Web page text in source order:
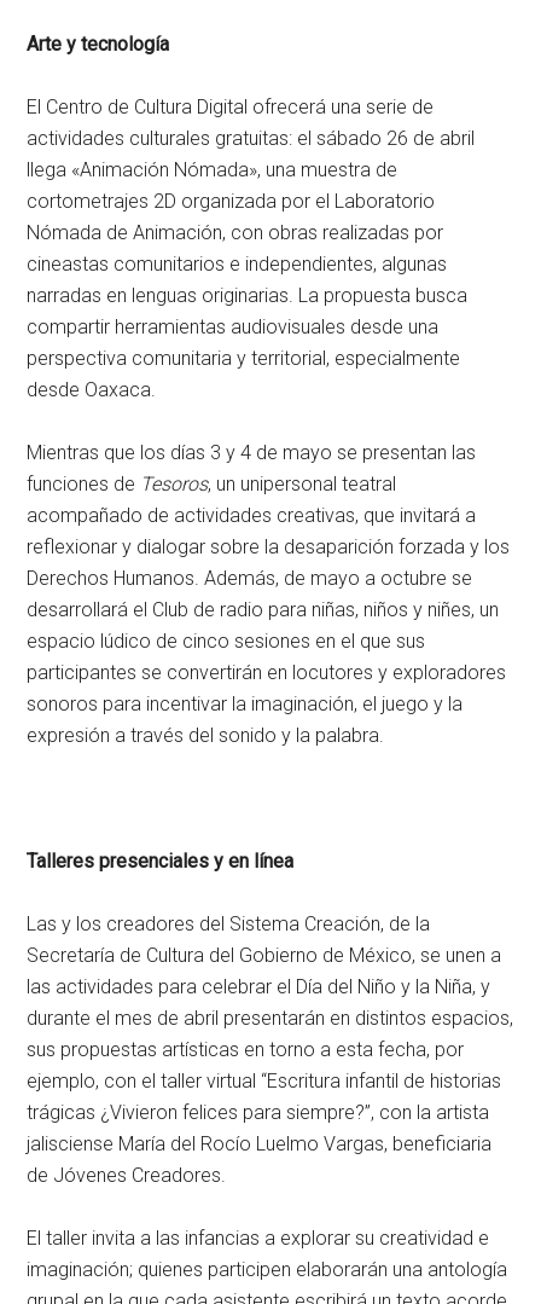
Arte y tecnología
El Centro de Cultura Digital ofrecerá una serie de
actividades culturales gratuitas: el sábado 26 de abril
llega «Animación Nómada», una muestra de
cortometrajes 2D organizada por el Laboratorio
Nómada de Animación, con obras realizadas por
cineastas comunitarios e independientes, algunas
narradas en lenguas originarias. La propuesta busca
compartir herramientas audiovisuales desde una
perspectiva comunitaria y territorial, especialmente
desde Oaxaca.
Mientras que los días 3 y 4 de mayo se presentan las
funciones de Tesoros, un unipersonal teatral
acompañado de actividades creativas, que invitará a
reflexionar y dialogar sobre la desaparición forzada y los
Derechos Humanos. Además, de mayo a octubre se
desarrollará el Club de radio para niñas, niños y niñes, un
espacio lúdico de cinco sesiones en el que sus
participantes se convertirán en locutores y exploradores
sonoros para incentivar la imaginación, el juego y la
expresión a través del sonido y la palabra.
Talleres presenciales y en línea
Las y los creadores del Sistema Creación, de la
Secretaría de Cultura del Gobierno de México, se unen a
las actividades para celebrar el Día del Niño y la Niña, y
durante el mes de abril presentarán en distintos espacios,
sus propuestas artísticas en torno a esta fecha, por
ejemplo, con el taller virtual “Escritura infantil de historias
trágicas ¿Vivieron felices para siempre?”, con la artista
jalisciense María del Rocío Luelmo Vargas, beneficiaria
de Jóvenes Creadores.
El taller invita a las infancias a explorar su creatividad e
imaginación; quienes participen elaborarán una antología